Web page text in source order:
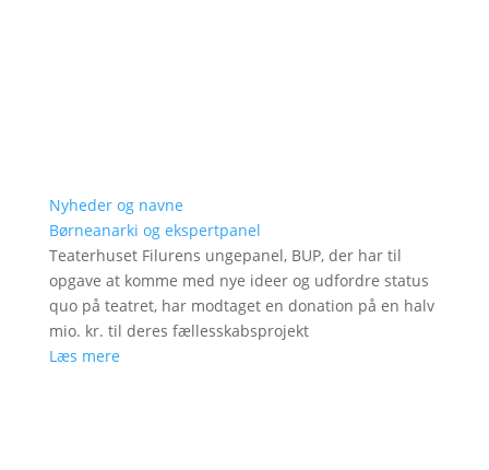
Nyheder og navne
Børneanarki og ekspertpanel
Teaterhuset Filurens ungepanel, BUP, der har til
opgave at komme med nye ideer og udfordre status
quo på teatret, har modtaget en donation på en halv
mio. kr. til deres fællesskabsprojekt
Læs mere